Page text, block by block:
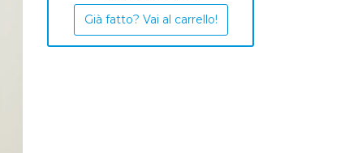
Già fatto? Vai al carrello!